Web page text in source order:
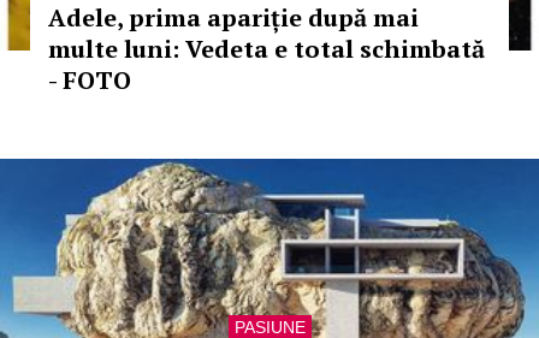
Adele, prima apariție după mai
multe luni: Vedeta e total schimbată
- FOTO
PASIUNE